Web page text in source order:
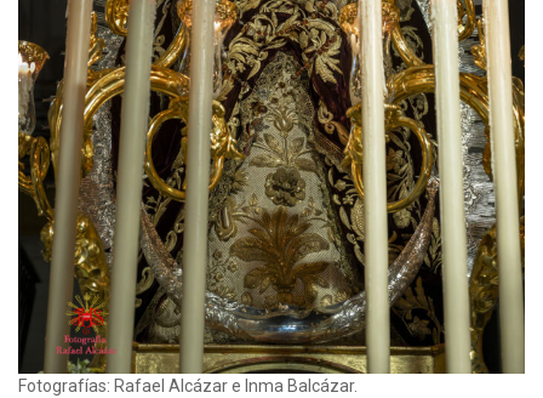
Fotografías: Rafael Alcázar e Inma Balcázar.